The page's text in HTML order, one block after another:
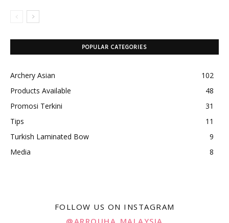
POPULAR CATEGORIES
Archery Asian
102
Products Available
48
Promosi Terkini
31
Tips
11
Turkish Laminated Bow
9
Media
8
FOLLOW US ON INSTAGRAM
@ARROUHA_MALAYSIA